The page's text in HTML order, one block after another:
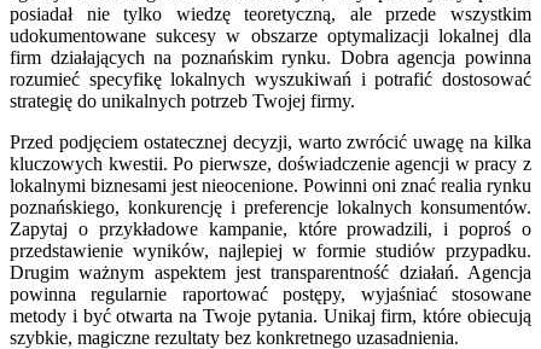
posiadał nie tylko wiedzę teoretyczną, ale przede wszystkim
udokumentowane sukcesy w obszarze optymalizacji lokalnej dla
firm działających na poznańskim rynku. Dobra agencja powinna
rozumieć specyfikę lokalnych wyszukiwań i potrafić dostosować
strategię do unikalnych potrzeb Twojej firmy.
Przed podjęciem ostatecznej decyzji, warto zwrócić uwagę na kilka
kluczowych kwestii. Po pierwsze, doświadczenie agencji w pracy z
lokalnymi biznesami jest nieocenione. Powinni oni znać realia rynku
poznańskiego, konkurencję i preferencje lokalnych konsumentów.
Zapytaj o przykładowe kampanie, które prowadzili, i poproś o
przedstawienie wyników, najlepiej w formie studiów przypadku.
Drugim ważnym aspektem jest transparentność działań. Agencja
powinna regularnie raportować postępy, wyjaśniać stosowane
metody i być otwarta na Twoje pytania. Unikaj firm, które obiecują
szybkie, magiczne rezultaty bez konkretnego uzasadnienia.